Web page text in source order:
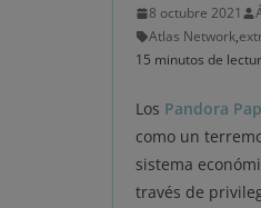
8 octubre 2021
Atlas Network,
15 minutos de
Los Pandora
como un
sistema
través de